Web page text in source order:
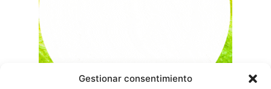
Gestionar consentimiento